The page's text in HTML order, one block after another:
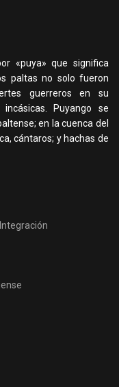
«puya» que significa
paltas no solo fueron
guerreros en su
Puyango se
en la cuenca del
cántaros; y hachas de